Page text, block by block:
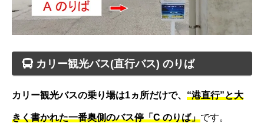
カリー観光バス(直行バス) のりば
カリー観光バスの乗り場は1ヵ所だけで、 “港直行”と大
きく書かれた一番奥側のバス停「C のりば」です。